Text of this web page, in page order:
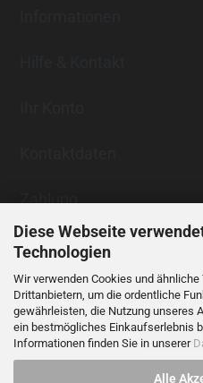
Diese Webseite
Technologien
Wir verwenden Cookies und
Drittanbietern, um die ordentliche
gewährleisten, die Nutzung unseres
ein bestmögliches Einkaufserlebnis
Informationen finden Sie in unserer
Alle
Zahlung
Vertrag